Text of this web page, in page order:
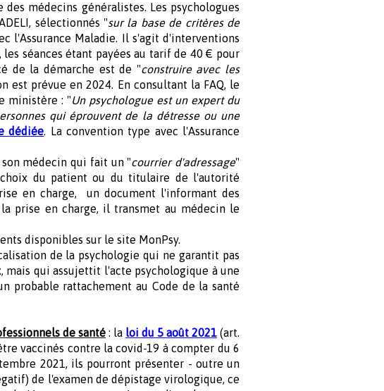
médecins généralistes. Les psychologues
sélectionnés "sur la base de critères de
l'Assurance Maladie. Il s'agit d'interventions
séances étant payées au tarif de 40 € pour
de la démarche est de "construire avec les
est prévue en 2024. En consultant la FAQ, le
ministère : "Un psychologue est un expert du
qui éprouvent de la détresse ou une
dédiée. La convention type avec l'Assurance
médecin qui fait un "courrier d'adressage"
choix du patient ou du titulaire de l'autorité
en charge, un document l'informant des
prise en charge, il transmet au médecin le
disponibles sur le site MonPsy.
de la psychologie qui ne garantit pas
mais qui assujettit l'acte psychologique à une
probable rattachement au Code de la santé
de santé : la loi du 5 août 2021 (art.
vaccinés contre la covid-19 à compter du 6
2021, ils pourront présenter - outre un
de l'examen de dépistage virologique, ce